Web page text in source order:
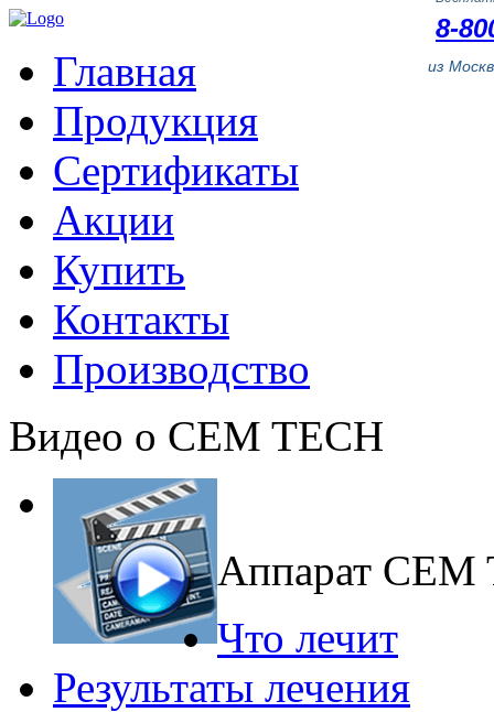
8-
из
Главная
Продукция
Сертификаты
Акции
Купить
Контакты
Производство
Видео о CEM TECH
Аппарат CEM
Что лечит
Результаты лечения